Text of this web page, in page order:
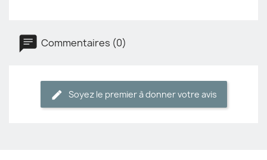
Commentaires (0)
Soyez le premier à donner votre avis